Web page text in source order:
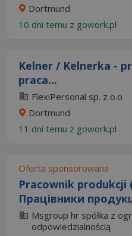
Dortmund
10 dni temu z gowork.pl
Kelner / Kelnerka -
praca...
FlexiPersonal sp. z o.o
Dortmund
11 dni temu z gowork.pl
Oferta sponsorowana
Pracownik produkcji
Працівники
Msgroup hr spółka z
odpowiedzialnością